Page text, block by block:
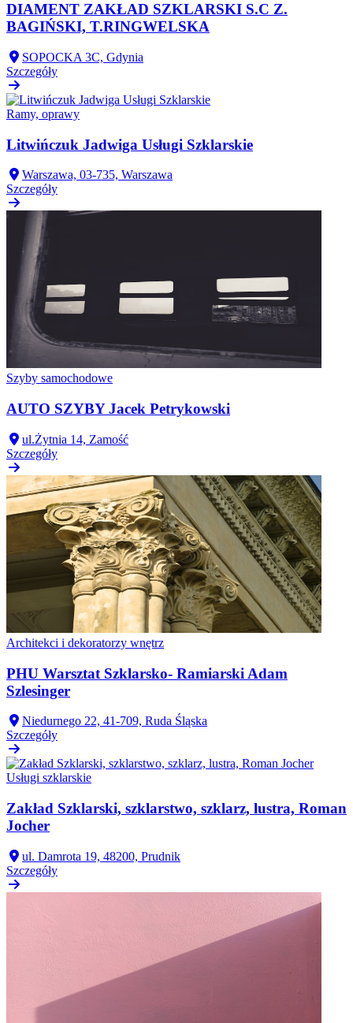
DIAMENT ZAKŁAD SZKLARSKI S.C Z.
BAGIŃSKI, T.RINGWELSKA
SOPOCKA 3C, Gdynia
Szczegóły
Ramy, oprawy
Litwińczuk Jadwiga Usługi Szklarskie
Warszawa, 03-735, Warszawa
Szczegóły
Szyby samochodowe
AUTO SZYBY Jacek Petrykowski
ul.Żytnia 14, Zamość
Szczegóły
Architekci i dekoratorzy wnętrz
PHU Warsztat Szklarsko- Ramiarski Adam
Szlesinger
Niedurnego 22, 41-709, Ruda Śląska
Szczegóły
Usługi szklarskie
Zakład Szklarski, szklarstwo, szklarz, lustra, Roman
Jocher
ul. Damrota 19, 48200, Prudnik
Szczegóły